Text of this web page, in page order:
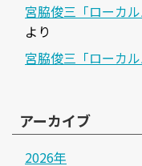
宮脇俊三「ローカ
より
宮脇俊三「ローカ
アーカイブ
2026年